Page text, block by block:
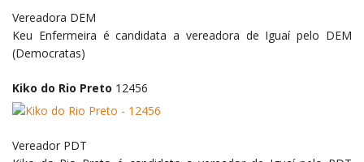
Vereadora DEM
Keu Enfermeira é candidata a vereadora de Iguaí pelo DEM
(Democratas)
Kiko do Rio Preto 12456
Vereador PDT